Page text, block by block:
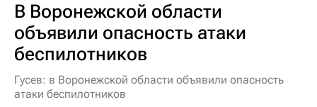
В Воронежской области
объявили опасность атаки
беспилотников
Гусев: в Воронежской области объявили опасность
атаки беспилотников